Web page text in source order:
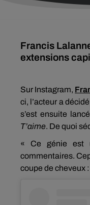
Francis
extensions
Sur Instagram,
ci, l’acteur a
s’est ensuite
T’aime. De quoi
« Ce génie est
commentaires.
coupe de cheveux :